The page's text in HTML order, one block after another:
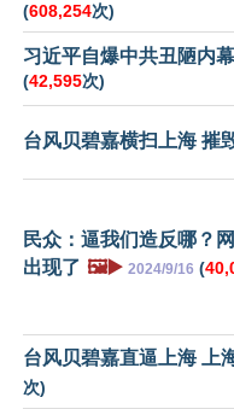
(608,254次)
习近平自爆中共丑陋内
(42,595次)
台风贝碧嘉横扫上海 摧
民众：逼我们造反哪？
出现了 🖼️▶️ 2024/9/16 (
台风贝碧嘉直逼上海 上
次)